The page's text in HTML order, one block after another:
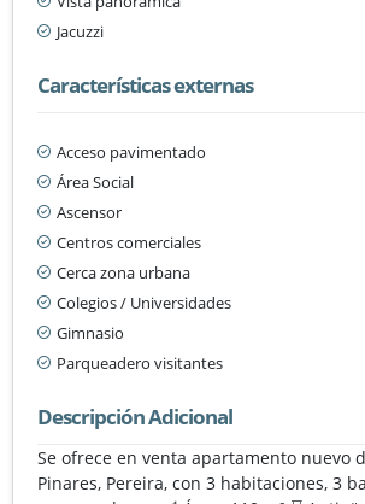
Jacuzzi
Características externas
Acceso pavimentado
Área Social
Ascensor
Centros comerciales
Cerca zona urbana
Colegios / Universidades
Gimnasio
Parqueadero visitantes
Descripción Adicional
Se ofrece en venta apartamento nuevo
Pinares, Pereira, con 3 habitaciones, 3